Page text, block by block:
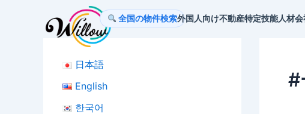
全国の物件検索外国人向け不動産特定技能人材会
日本語
English
한국어
#